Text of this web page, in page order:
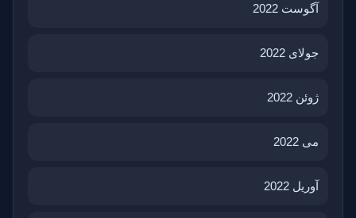
آگوست 2022
جولای 2022
ژوئن 2022
می 2022
آوریل 2022